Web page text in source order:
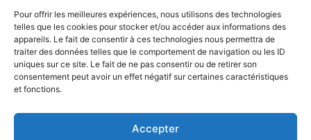
Pour offrir les meilleures expériences, nous utilisons des technologies
telles que les cookies pour stocker et/ou accéder aux informations des
appareils. Le fait de consentir à ces technologies nous permettra de
traiter des données telles que le comportement de navigation ou les ID
uniques sur ce site. Le fait de ne pas consentir ou de retirer son
consentement peut avoir un effet négatif sur certaines caractéristiques
et fonctions.
Accepter
Mentions légales
Contact
Conditions générales d'utilisation
Conditions générales de vente
Politique de cookies